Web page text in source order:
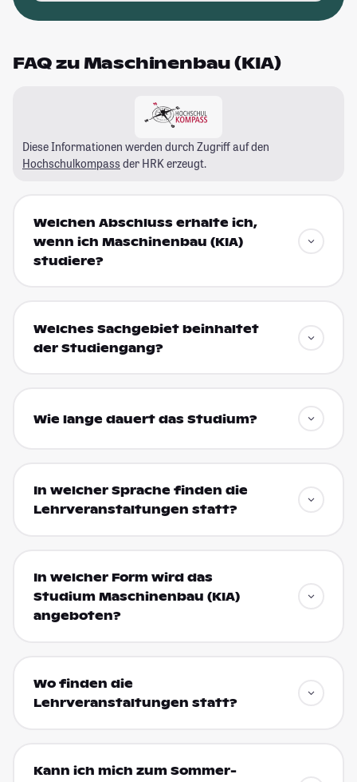
FAQ zu Maschinenbau (KIA)
Diese Informationen werden durch Zugriff auf den
Hochschulkompass der HRK erzeugt.
Welchen Abschluss erhalte ich,
wenn ich Maschinenbau (KIA)
studiere?
Welches Sachgebiet beinhaltet
der Studiengang?
Wie lange dauert das Studium?
In welcher Sprache finden die
Lehrveranstaltungen statt?
In welcher Form wird das
Studium Maschinenbau (KIA)
angeboten?
Wo finden die
Lehrveranstaltungen statt?
Kann ich mich zum Sommer-